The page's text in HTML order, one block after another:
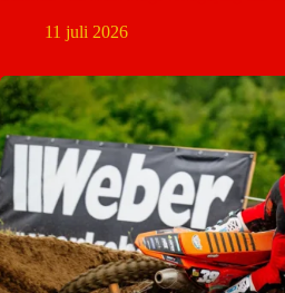
11 juli 2026